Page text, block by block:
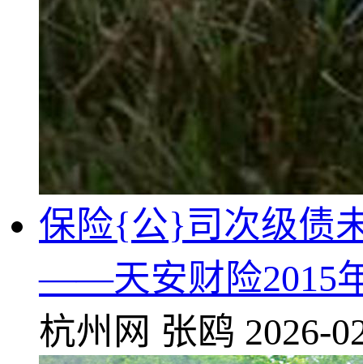
保险{公}司次级债
——天安财险2015
杭州网 张鸥 2026-